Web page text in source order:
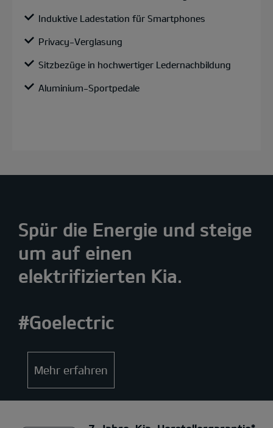
Induktive Ladestation für Smartphones
Privacy-Verglasung
Sitzbezüge in hochwertiger Ledernachbildung
Aluminium-Sportpedale
Spür die Energie und steige
um auf einen
elektrifizierten Kia.
#Goelectric
Mehr erfahren